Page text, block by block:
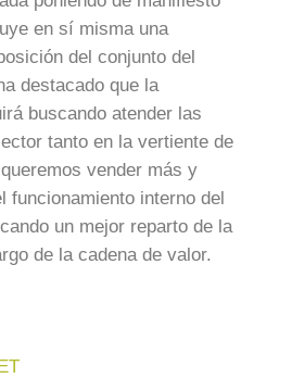
en sí misma una
del conjunto del
destacado que la
buscando atender las
tanto en la vertiente de
vender más y
funcionamiento interno del
un mejor reparto de la
de la cadena de valor.